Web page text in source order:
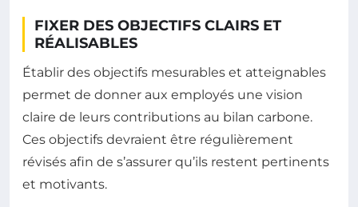
FIXER DES OBJECTIFS CLAIRS ET
RÉALISABLES
Établir des objectifs mesurables et atteignables
permet de donner aux employés une vision
claire de leurs contributions au bilan carbone.
Ces objectifs devraient être régulièrement
révisés afin de s’assurer qu’ils restent pertinents
et motivants.